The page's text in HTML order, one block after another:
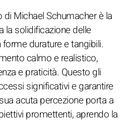
Michael Schumacher è la
la solidificazione delle
durature e tangibili.
calmo e realistico,
e praticità. Questo gli
significativi e garantire
acuta percezione porta a
promettenti, aprendo la